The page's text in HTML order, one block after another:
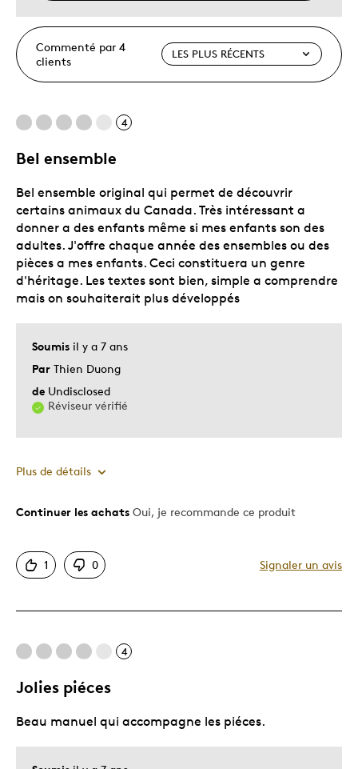
Commenté par 4
clients
4
Bel ensemble
Soumis il y a 7 ans
Par Thien Duong
de Undisclosed
Réviseur vérifié
Bel ensemble original qui permet de découvrir
certains animaux du Canada. Très intéressant a
donner a des enfants même si mes enfants son des
adultes. J'offre chaque année des ensembles ou des
pièces a mes enfants. Ceci constituera un genre
d'héritage. Les textes sont bien, simple a comprendre
mais on souhaiterait plus développés
Plus de détails
Le pour
Unique en son genre
Certains animaux auraient pu être mieux détaillé
Les meilleures utilisations
Continuer les achats Oui, je recommande ce produit
1 0 Signaler un avis
4
Jolies piéces
Beau manuel qui accompagne les piéces.